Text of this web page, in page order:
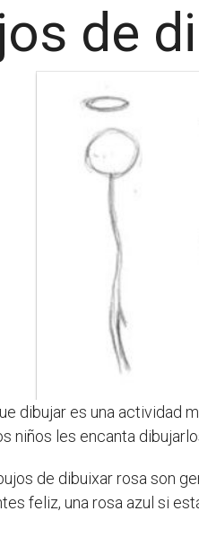
de
dibujar es una
niños les encanta
de dibuixar rosa son
feliz, una rosa azul si